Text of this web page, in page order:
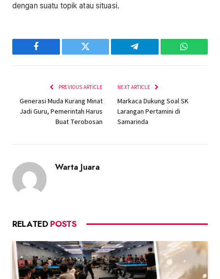
dengan suatu topik atau situasi.
Facebook Twitter Telegram
PREVIOUS ARTICLE
Generasi Muda Kurang Minat
Jadi Guru, Pemerintah Harus
Buat Terobosan
NEXT ARTICLE
Markaca Dukung Soal SK
Larangan Pertamini di
Samarinda
Warta Juara
RELATED POSTS